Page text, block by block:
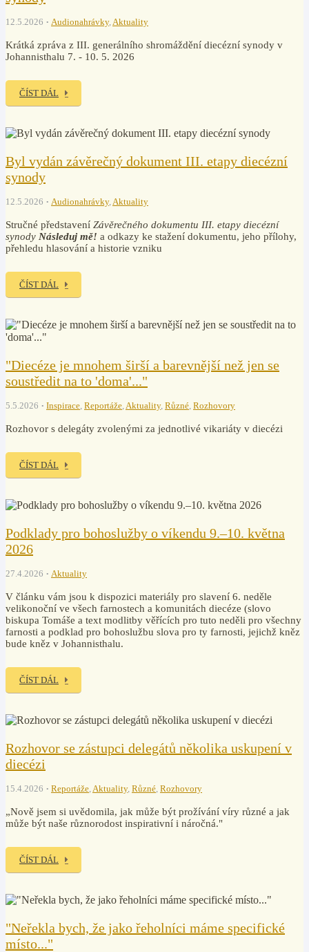
12.5.2026 Audionahrávky,Aktuality
Krátká zpráva z III. generálního shromáždění diecézní synody v
Johannisthalu 7. - 10. 5. 2026
ČÍST DÁL
Byl vydán závěrečný dokument III. etapy diecézní
synody
12.5.2026 Audionahrávky,Aktuality
Stručné představení Závěrečného dokumentu III. etapy diecézní
synody Následuj mě! a odkazy ke stažení dokumentu, jeho přílohy,
přehledu hlasování a historie vzniku
ČÍST DÁL
"Diecéze je mnohem širší a barevnější než jen se
soustředit na to 'doma'..."
5.5.2026 Inspirace, Reportáže,Aktuality, Různé, Rozhovory
Rozhovor s delegáty zvolenými za jednotlivé vikariáty v diecézi
ČÍST DÁL
Podklady pro bohoslužby o víkendu 9.–10. května
2026
27.4.2026 Aktuality
V článku vám jsou k dispozici materiály pro slavení 6. neděle
velikonoční ve všech farnostech a komunitách diecéze (slovo
biskupa Tomáše a text modlitby věřících pro tuto neděli pro všechny
farnosti a podklad pro bohoslužbu slova pro ty farnosti, jejichž kněz
bude kněz v Johannisthalu.
ČÍST DÁL
Rozhovor se zástupci delegátů několika uskupení v
diecézi
15.4.2026 Reportáže,Aktuality, Různé, Rozhovory
„Nově jsem si uvědomila, jak může být prožívání víry různé a jak
může být naše různorodost inspirativní i náročná."
ČÍST DÁL
"Neřekla bych, že jako řeholníci máme specifické
místo..."